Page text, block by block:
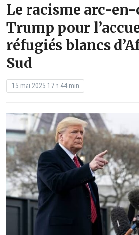
Le racisme arc-
Trump pour
réfugiés blancs
Sud
15 mai 2025 17 h 44 min